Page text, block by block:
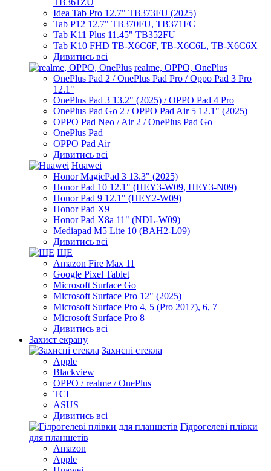
TB361ZU
Idea Tab Pro 12.7" TB373FU (2025)
Tab P12 12.7" TB370FU, TB371FC
Tab K11 Plus 11.45" TB352FU
Tab K10 FHD TB-X6C6F, TB-X6C6L, TB-X6C6X
Дивитись всі
realme, OPPO, OnePlus
OnePlus Pad 2 / OnePlus Pad Pro / Oppo Pad 3 Pro
12.1"
OnePlus Pad 3 13.2" (2025) / OPPO Pad 4 Pro
OnePlus Pad Go 2 / OPPO Pad Air 5 12.1" (2025)
OPPO Pad Neo / Air 2 / OnePlus Pad Go
OnePlus Pad
OPPO Pad Air
Дивитись всі
Huawei
Honor MagicPad 3 13.3" (2025)
Honor Pad 10 12.1" (HEY3-W09, HEY3-N09)
Honor Pad 9 12.1" (HEY2-W09)
Honor Pad X9
Honor Pad X8a 11" (NDL-W09)
Mediapad M5 Lite 10 (BAH2-L09)
Дивитись всі
ЩЕ
Amazon Fire Max 11
Google Pixel Tablet
Microsoft Surface Go
Microsoft Surface Pro 12" (2025)
Microsoft Surface Pro 4, 5 (Pro 2017), 6, 7
Microsoft Surface Pro 8
Дивитись всі
Захист екрану
Захисні стекла
Apple
Blackview
OPPO / realme / OnePlus
TCL
ASUS
Дивитись всі
Гідрогелеві плівки
для планшетів
Amazon
Apple